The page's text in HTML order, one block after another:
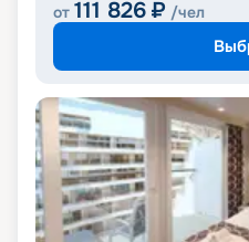
от 111 826 ₽ /чел